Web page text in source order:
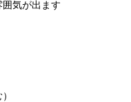
気が出ます